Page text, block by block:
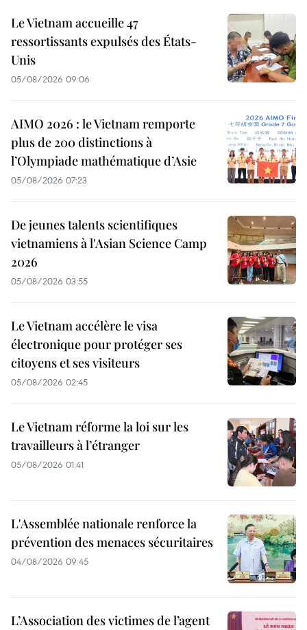
Le Vietnam accueille 47
ressortissants expulsés des États-
Unis
05/08/2026 09:06
AIMO 2026 : le Vietnam remporte
plus de 200 distinctions à
l’Olympiade mathématique d’Asie
05/08/2026 07:23
De jeunes talents scientifiques
vietnamiens à l'Asian Science Camp
2026
05/08/2026 03:55
Le Vietnam accélère le visa
électronique pour protéger ses
citoyens et ses visiteurs
05/08/2026 02:45
Le Vietnam réforme la loi sur les
travailleurs à l’étranger
05/08/2026 01:41
L'Assemblée nationale renforce la
prévention des menaces sécuritaires
04/08/2026 09:45
L’Association des victimes de l’agent